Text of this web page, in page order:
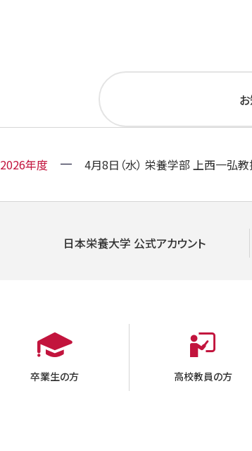
2026年度 4月8日（水） 栄養学部 上西一弘教
日本栄養大学 公式アカウント
卒業生の方 高校教員の方